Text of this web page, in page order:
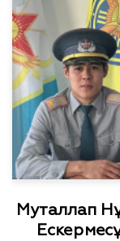
Муталлап